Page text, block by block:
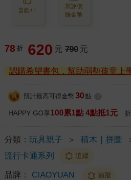
喜歡+1
寫評價
賺金幣
78 折 620 元 790 元
認購希望書包，幫助弱勢孩童上
預計最高可得金幣 30 點
HAPPY GO享100累1點 4點抵1元
分類： 玩具親子 ＞ 積木｜拼圖
流行卡通系列
追蹤
品牌： CIAOYUAN 追蹤